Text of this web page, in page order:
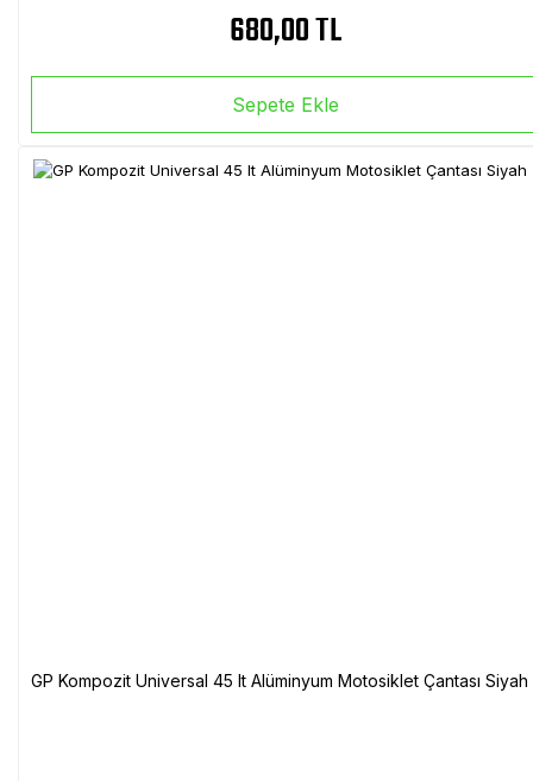
680,00 TL
Sepete Ekle
GP Kompozit Universal 45 lt Alüminyum Motosiklet Çantası Siyah